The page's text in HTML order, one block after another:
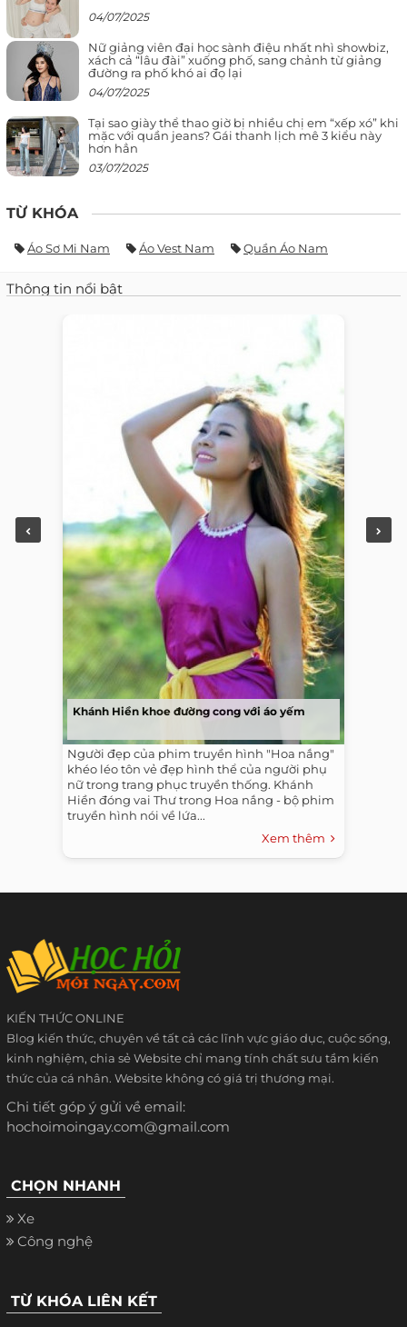
04/07/2025
Nữ giảng viên đại học sành điệu nhất nhì showbiz,
xách cả “lâu đài” xuống phố, sang chảnh từ giảng
đường ra phố khó ai đọ lại
04/07/2025
Tại sao giày thể thao giờ bị nhiều chị em “xếp xó” khi
mặc với quần jeans? Gái thanh lịch mê 3 kiểu này
hơn hẳn
03/07/2025
TỪ KHÓA
Áo Sơ Mi Nam Áo Vest Nam Quần Áo Nam
Thông tin nổi bật
Khánh Hiền khoe đường cong với áo yếm
Người đẹp của phim truyền hình "Hoa nắng"
khéo léo tôn vẻ đẹp hình thể của người phụ
nữ trong trang phục truyền thống. Khánh
Hiền đóng vai Thư trong Hoa nắng - bộ phim
truyền hình nói về lứa...
Xem thêm
KIẾN THỨC ONLINE
Blog kiến thức, chuyên về tất cả các lĩnh vực giáo dục, cuộc sống,
kinh nghiệm, chia sẻ Website chỉ mang tính chất sưu tầm kiến
thức của cá nhân. Website không có giá trị thương mại.
Chi tiết góp ý gửi về email:
hochoimoingay.com@gmail.com
CHỌN NHANH
Xe
Công nghệ
TỪ KHÓA LIÊN KẾT